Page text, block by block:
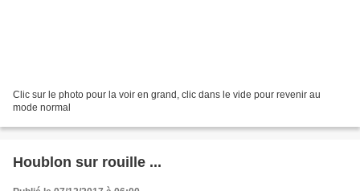
Clic sur le photo pour la voir en grand, clic dans le vide pour revenir au
mode normal
Houblon sur rouille ...